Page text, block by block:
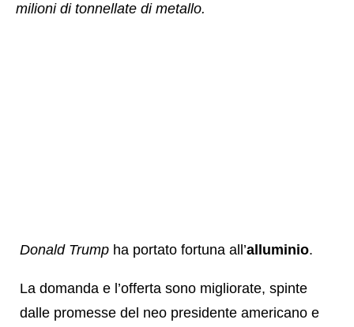
milioni di tonnellate di metallo.
Donald Trump ha portato fortuna all’alluminio.
La domanda e l’offerta sono migliorate, spinte
dalle promesse del neo presidente americano e